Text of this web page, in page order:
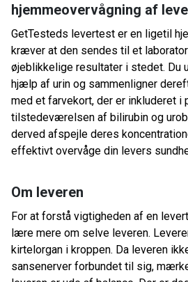
hjemmeovervågning af
GetTesteds levertest er en ligetil
kræver at den sendes til et
øjeblikkelige resultater i stedet. Du
hjælp af urin og sammenligner
med et farvekort, der er inkluderet i
tilstedeværelsen af ​​bilirubin og
derved afspejle deres
effektivt overvåge din levers
Om leveren
For at forstå vigtigheden af ​​en
lære mere om selve leveren.
kirtelorgan i kroppen. Da leveren
sansenerver forbundet til sig,